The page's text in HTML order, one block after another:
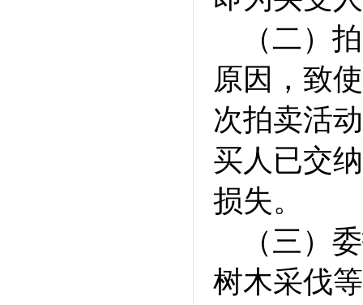
（二）
原因，致
次拍卖活
买人已交
损失。
（三）
树木采伐